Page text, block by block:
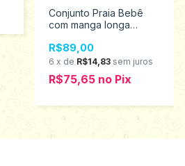
Conjunto Praia Bebê
com manga longa
tamanho M 13039
R$89,00
6 x de R$14,83 sem juros
R$75,65 no Pix